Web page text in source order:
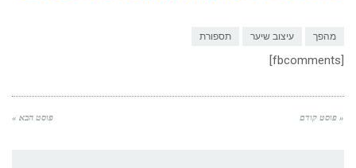
מהפך עיצוב שיער תספורת
[fbcomments]
« פוסט קודם פוסט הבא »